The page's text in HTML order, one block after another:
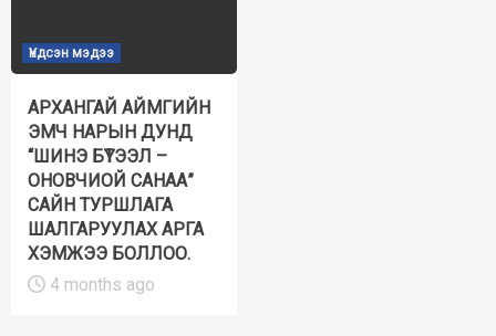
Үндсэн мэдээ
АРХАНГАЙ АЙМГИЙН
ЭМЧ НАРЫН ДУНД
“ШИНЭ БҮТЭЭЛ –
ОНОВЧИОЙ САНАА”
САЙН ТУРШЛАГА
ШАЛГАРУУЛАХ АРГА
ХЭМЖЭЭ БОЛЛОО.
4 months ago